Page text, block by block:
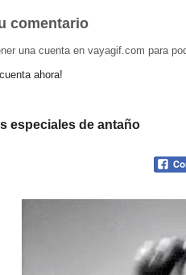
comentario
una cuenta en vayagif.com para
ahora!
especiales de antaño